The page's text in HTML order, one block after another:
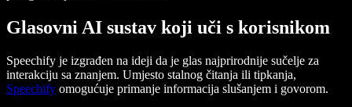
Glasovni AI sustav koji uči s korisnikom
Speechify je izgrađen na ideji da je glas najprirodnije sučelje za
interakciju sa znanjem. Umjesto stalnog čitanja ili tipkanja,
Speechify omogućuje primanje informacija slušanjem i govorom.